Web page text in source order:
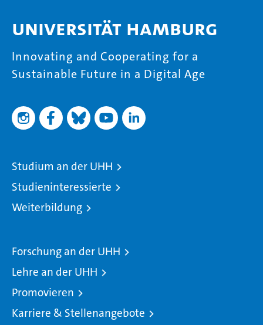
Universität Hamburg
Innovating and Cooperating for a
Sustainable Future in a Digital Age
Studium an der UHH
Studieninteressierte
Weiterbildung
Forschung an der UHH
Lehre an der UHH
Promovieren
Karriere & Stellenangebote